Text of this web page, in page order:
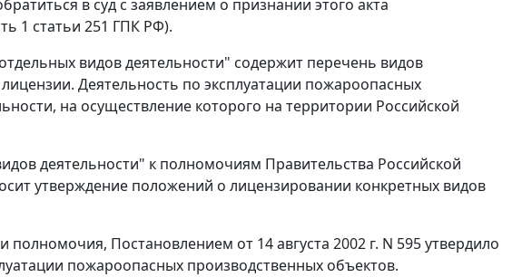
в суд с заявлением о признании этого акта
1 статьи 251 ГПК РФ).
видов деятельности" содержит перечень видов
Деятельность по эксплуатации пожароопасных
на осуществление которого на территории Российской
деятельности" к полномочиям Правительства Российской
утверждение положений о лицензировании конкретных видов
полномочия, Постановлением от 14 августа 2002 г. N 595 утвердило
пожароопасных производственных объектов.